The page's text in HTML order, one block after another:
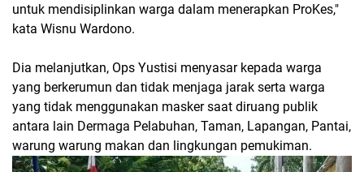
untuk mendisiplinkan warga dalam menerapkan ProKes,"
kata Wisnu Wardono.
Dia melanjutkan, Ops Yustisi menyasar kepada warga
yang berkerumun dan tidak menjaga jarak serta warga
yang tidak menggunakan masker saat diruang publik
antara lain Dermaga Pelabuhan, Taman, Lapangan, Pantai,
warung warung makan dan lingkungan pemukiman.